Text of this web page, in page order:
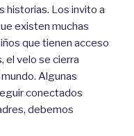
historias. Los invito a
existen muchas
que tienen acceso
el velo se cierra
Algunas
conectados
debemos